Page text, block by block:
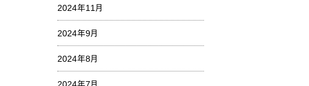
2024年11月
2024年9月
2024年8月